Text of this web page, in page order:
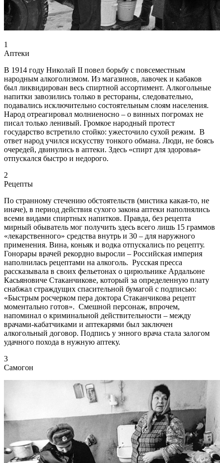
1
Аптеки
В 1914 году Николай II повел борьбу с повсеместным
народным алкоголизмом. Из магазинов, лавочек и кабаков
был ликвидирован весь спиртной ассортимент. Алкогольные
напитки завозились только в рестораны, следовательно,
подавались исключительно состоятельным слоям населения.
Народ отреагировал молниеносно – о винных погромах не
писал только ленивый. Громкое народный протест
государство встретило стойко: ужесточило сухой режим. В
ответ народ учился искусству тонкого обмана. Люди, не боясь
очередей, двинулись в аптеки. Здесь «спирт для здоровья»
отпускался быстро и недорого.
2
Рецепты
По странному стечению обстоятельств (мистика какая-то, не
иначе), в период действия сухого закона аптеки наполнялись
всеми видами спиртных напитков. Правда, без рецепта
мирный обыватель мог получить здесь всего лишь 15 граммов
«лекарственного» средства внутрь и 30 – для наружного
применения. Вина, коньяк и водка отпускались по рецепту.
Гонорары врачей рекордно выросли – Российская империя
наполнилась рецептами на алкоголь. Русская пресса
рассказывала в своих фельетонах о цирюльнике Ардальоне
Касьяновиче Стаканчикове, который за определенную плату
снабжал страждущих спасительной бумагой с подписью:
«Быстрым росчерком пера доктора Стаканчикова рецепт
моментально готов». Смешной персонаж, впрочем,
напоминал о криминальной действительности – между
врачами-кабатчиками и аптекарями был заключен
алкогольный договор. Подпись у энного врача стала залогом
удачного похода в нужную аптеку.
3
Самогон